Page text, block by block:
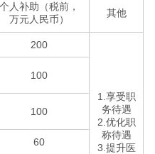
个人补助（税前，
万元人民币）
其他
200
1.享受职
务待遇
2.优化职
称待遇
3.提升医
100
100
60